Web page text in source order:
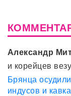
Александр
и корейцев
Брянца
индусов и